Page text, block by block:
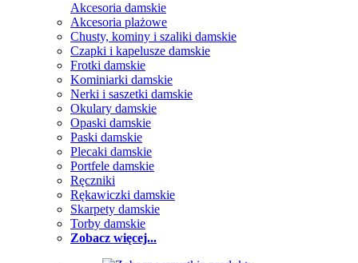
Akcesoria damskie
Akcesoria plażowe
Chusty, kominy i szaliki damskie
Czapki i kapelusze damskie
Frotki damskie
Kominiarki damskie
Nerki i saszetki damskie
Okulary damskie
Opaski damskie
Paski damskie
Plecaki damskie
Portfele damskie
Ręczniki
Rękawiczki damskie
Skarpety damskie
Torby damskie
Zobacz więcej...